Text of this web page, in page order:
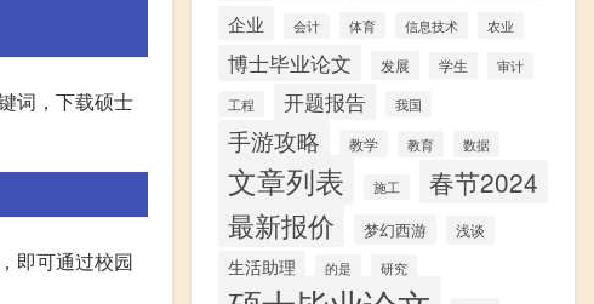
词，下载硕士
即可通过校园
企业 会计 体育 信息技术 农业
博士毕业论文 发展 学生
审计
工程
开题报告 我国
手游攻略 教学 教育 数据
文章列表 施工 春节2024
最新报价 梦幻西游 浅谈
生活助理 的是 研究